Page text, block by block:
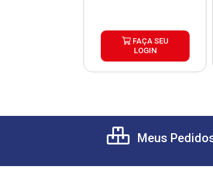
FAÇA SEU
LOGIN
Meus